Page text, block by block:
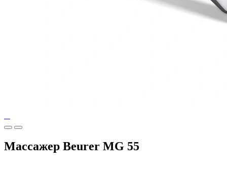
Массажер Beurer MG 55